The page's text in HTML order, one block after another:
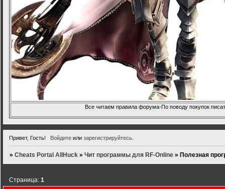
Все читаем правила форума-По поводу покупок
Привет, Гость! Войдитеили зарегистрируйтесь.
»Cheats Portal AllHuck »Чит программы для RF-Online » Полезная
Страница:1